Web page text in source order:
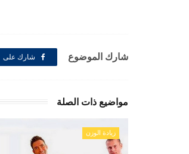
شارك الموضوع شارك على
مواضيع ذات الصلة
زيادة الوزن